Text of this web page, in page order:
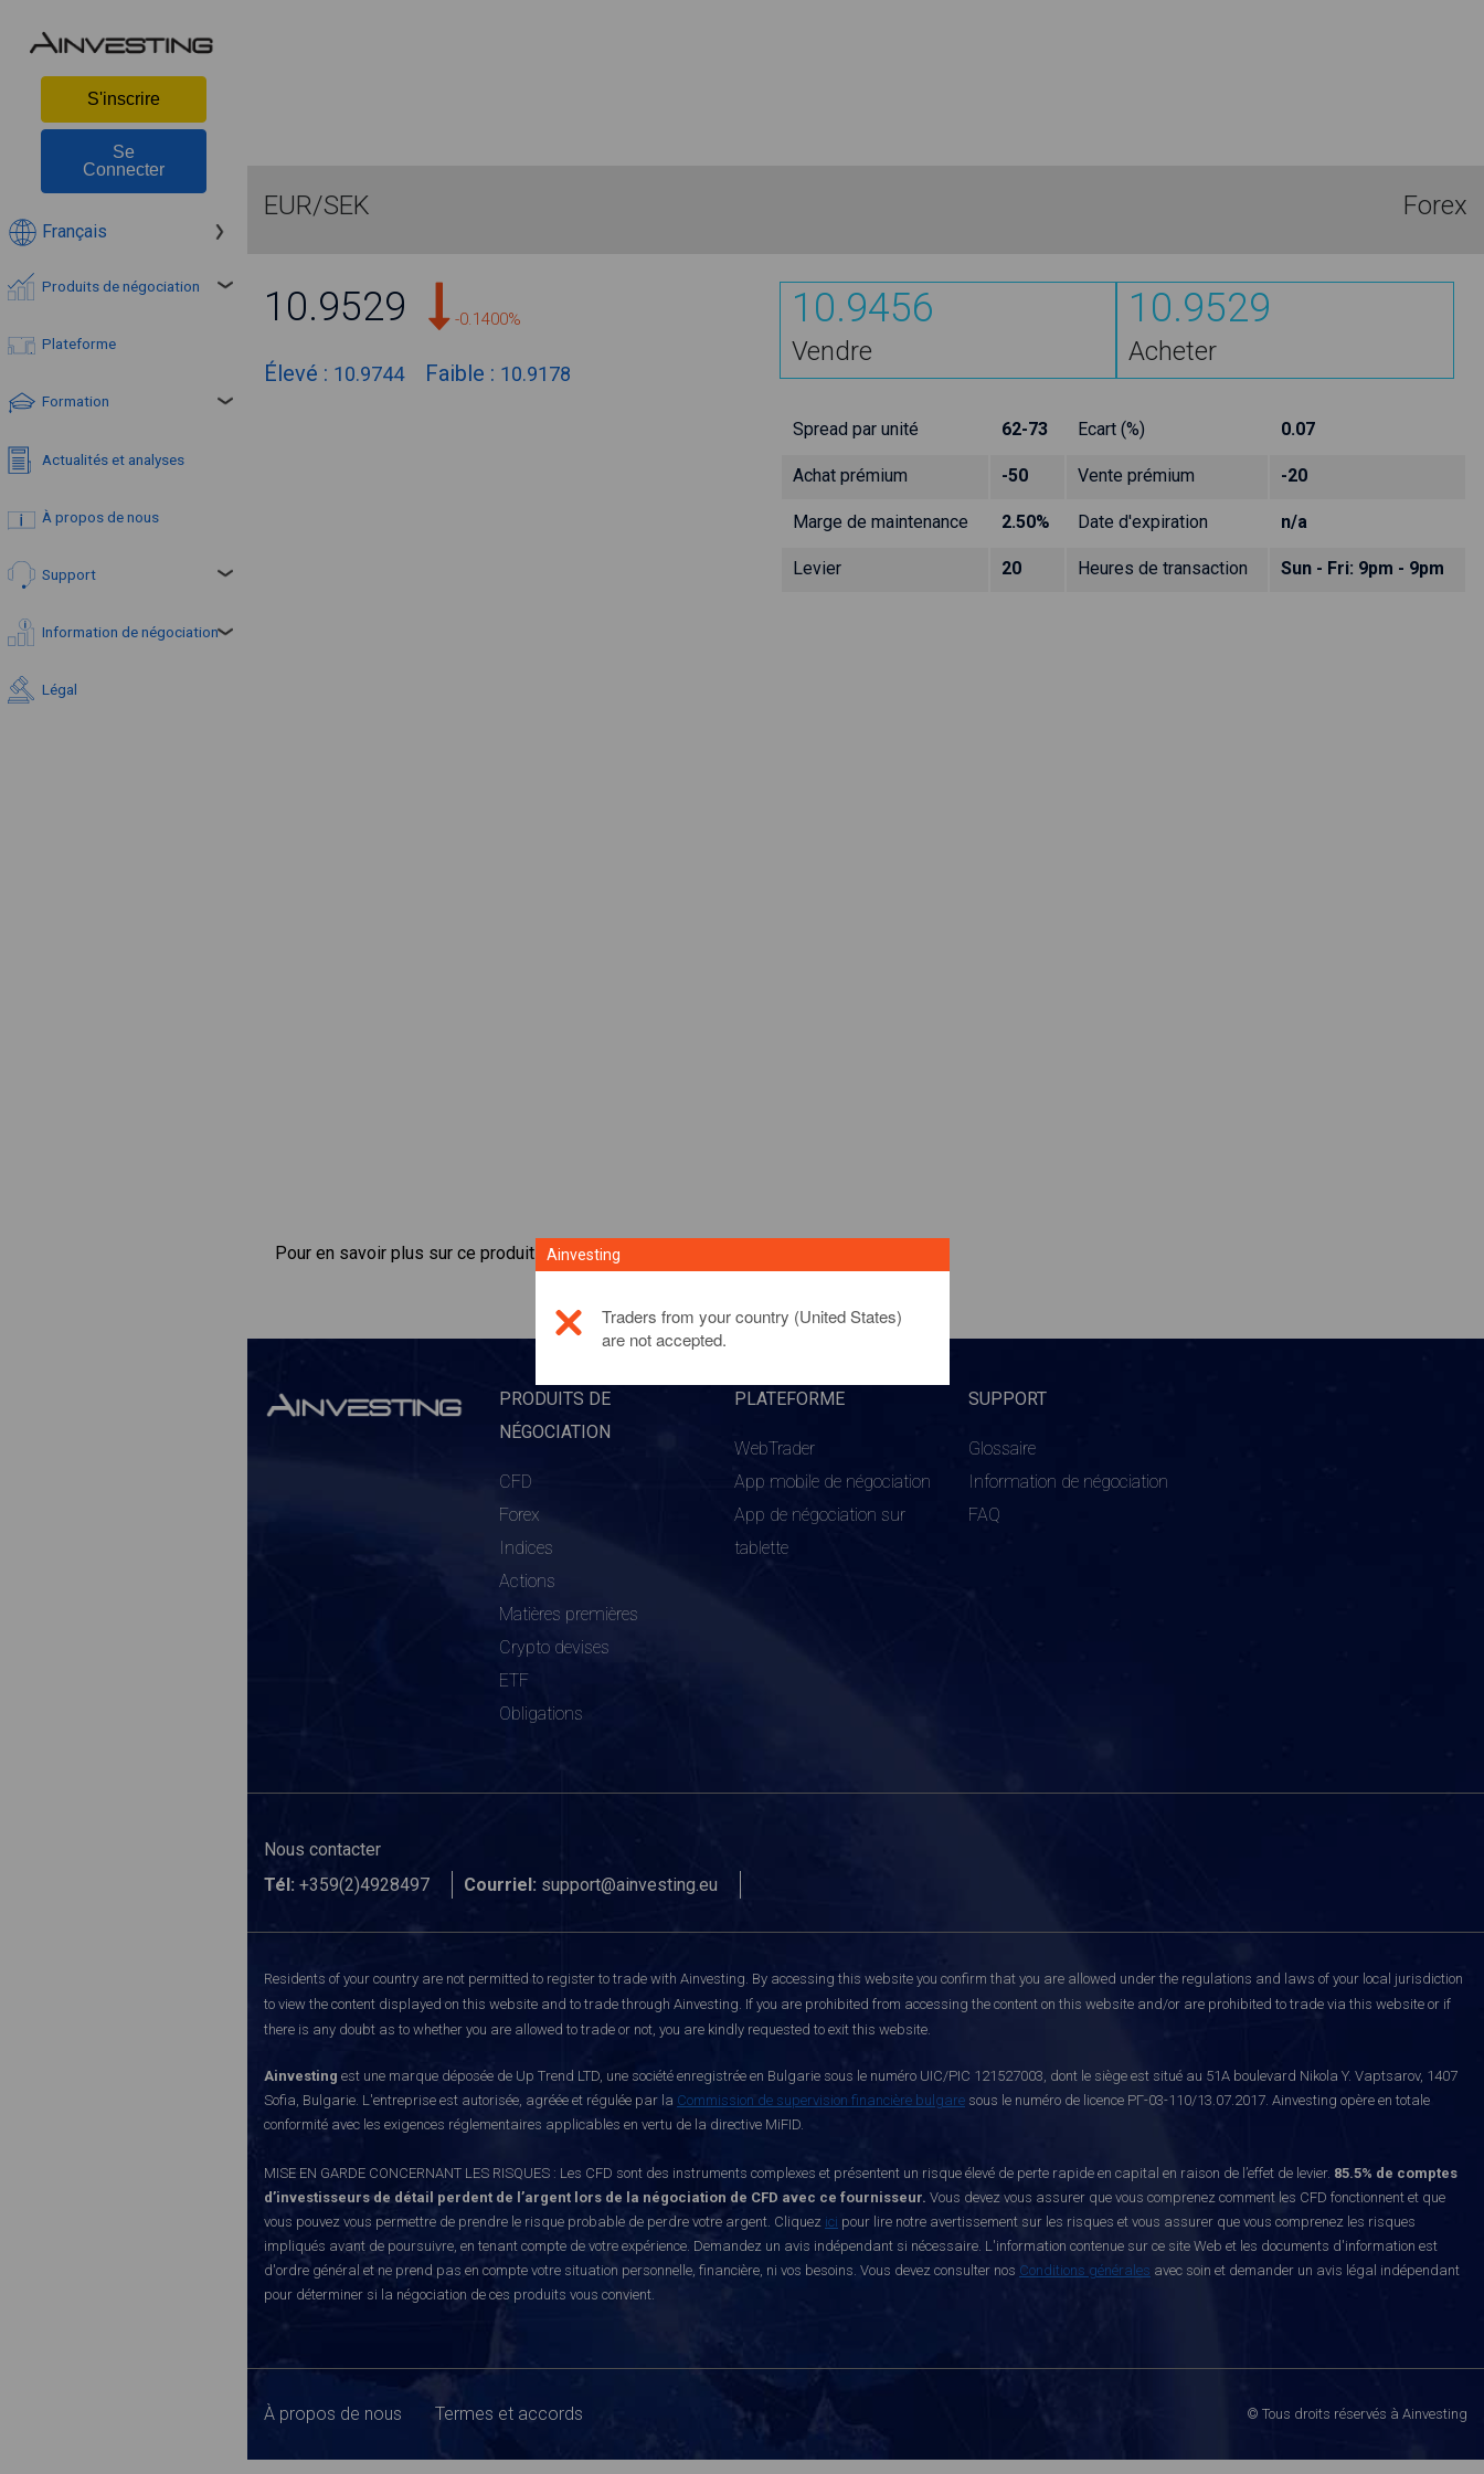
S'inscrire
Se
Connecter
Français
Produits de négociation
Plateforme
Formation
Actualités et analyses
À propos de nous
Support
Information de négociation
Légal
EUR/SEK Forex
10.9529 -0.1400%
Élevé : 10.9744 Faible : 10.9178
10.9456
Vendre
10.9529
Acheter
Spread par unité 62-73 Ecart (%) 0.07
Achat prémium -50 Vente prémium -20
Marge de maintenance 2.50% Date d'expiration n/a
Levier 20 Heures de transaction Sun - Fri: 9pm - 9pm
Pour en savoir plus sur ce produit d'investissement, veuillez
PRODUITS DE
NÉGOCIATION
CFD
Forex
Indices
Actions
Matières premières
Crypto devises
ETF
Obligations
PLATEFORME
WebTrader
App mobile de négociation
App de négociation sur
tablette
SUPPORT
Glossaire
Information de négociation
FAQ
Nous contacter
Tél: +359(2)4928497 Courriel: support@ainvesting.eu
Residents of your country are not permitted to register to trade with Ainvesting. By accessing this website you confirm that you are allowed under the regulations and laws of your local jurisdiction
to view the content displayed on this website and to trade through Ainvesting. If you are prohibited from accessing the content on this website and/or are prohibited to trade via this website or if
there is any doubt as to whether you are allowed to trade or not, you are kindly requested to exit this website.
Ainvesting est une marque déposée de Up Trend LTD, une société enregistrée en Bulgarie sous le numéro UIC/PIC 121527003, dont le siège est situé au 51A boulevard Nikola Y. Vaptsarov, 1407
Sofia, Bulgarie. L'entreprise est autorisée, agréée et régulée par la Commission de supervision financière bulgare sous le numéro de licence РГ-03-110/13.07.2017. Ainvesting opère en totale
conformité avec les exigences réglementaires applicables en vertu de la directive MiFID.
MISE EN GARDE CONCERNANT LES RISQUES : Les CFD sont des instruments complexes et présentent un risque élevé de perte rapide en capital en raison de l’effet de levier. 85.5% de comptes
d’investisseurs de détail perdent de l’argent lors de la négociation de CFD avec ce fournisseur. Vous devez vous assurer que vous comprenez comment les CFD fonctionnent et que
vous pouvez vous permettre de prendre le risque probable de perdre votre argent. Cliquez ici pour lire notre avertissement sur les risques et vous assurer que vous comprenez les risques
impliqués avant de poursuivre, en tenant compte de votre expérience. Demandez un avis indépendant si nécessaire. L'information contenue sur ce site Web et les documents d'information est
d'ordre général et ne prend pas en compte votre situation personnelle, financière, ni vos besoins. Vous devez consulter nos Conditions générales avec soin et demander un avis légal indépendant
pour déterminer si la négociation de ces produits vous convient.
À propos de nous Termes et accords © Tous droits réservés à Ainvesting
Ainvesting
Traders from your country (United States)
are not accepted.